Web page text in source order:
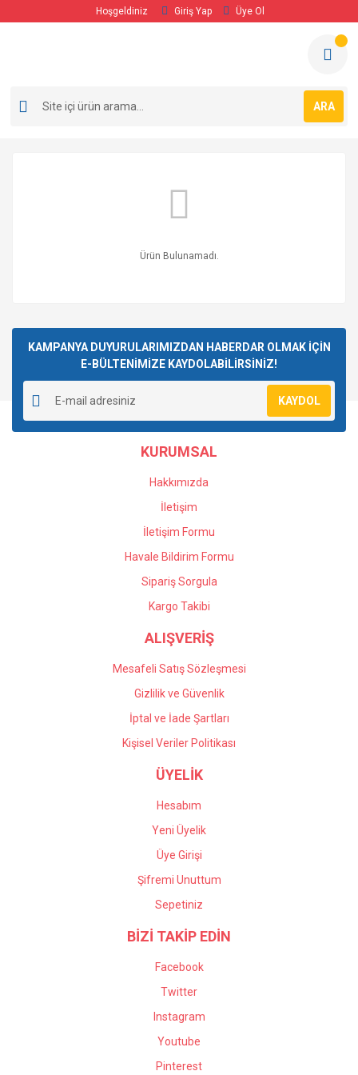
Hoşgeldiniz Giriş Yap Üye Ol
ARA
Ürün Bulunamadı.
KAMPANYA DUYURULARIMIZDAN HABERDAR OLMAK İÇİN
E-BÜLTENİMİZE KAYDOLABİLİRSİNİZ!
KAYDOL
KURUMSAL
Hakkımızda
İletişim
İletişim Formu
Havale Bildirim Formu
Sipariş Sorgula
Kargo Takibi
ALIŞVERİŞ
Mesafeli Satış Sözleşmesi
Gizlilik ve Güvenlik
İptal ve İade Şartları
Kişisel Veriler Politikası
ÜYELİK
Hesabım
Yeni Üyelik
Üye Girişi
Şifremi Unuttum
Sepetiniz
BİZİ TAKİP EDİN
Facebook
Twitter
Instagram
Youtube
Pinterest